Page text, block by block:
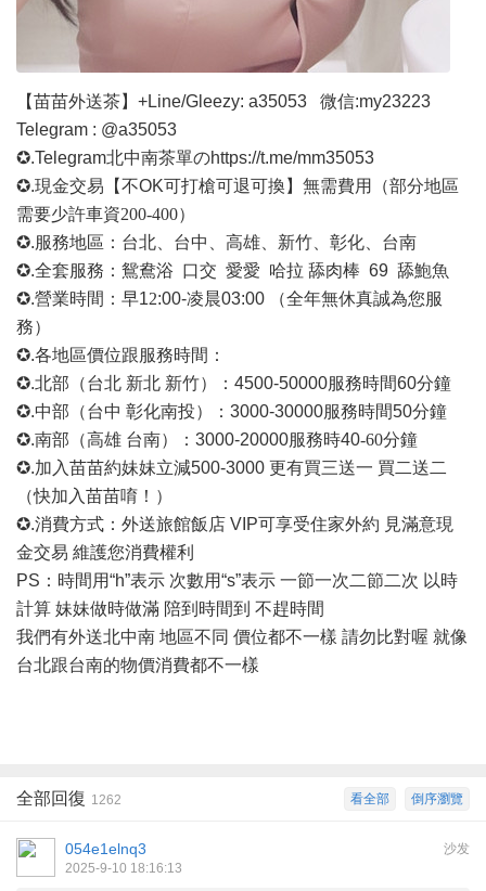
【苗苗外送茶】 +Line/Gleezy: a35053 微信:my23223
Telegram : @a35053
✪.Telegram北中南茶單のhttps://t.me/mm35053
✪.現金交易【不OK可打槍可退可換】無需費用
（部分地區
需要少許車資200-400）
✪.服務地區：台北、台中、高雄、新竹、彰化、台南
✪.全套服務：鴛鴦浴 口交 愛愛 哈拉 舔肉棒 69 舔鮑魚
✪.營業時間：早12:00-凌晨03:00 （全年無休真誠為您服
務）
✪.各地區價位跟服務時間：
✪.北部（台北 新北 新竹）：4500-50000服務時間60分鐘
✪.中部（台中 彰化南投）：3000-30000服務時間50分鐘
✪.南部（高雄 台南）：3000-20000服務時40-60分鐘
✪.加入苗苗約妹妹立減500-3000 更有買三送一 買二送二
（快加入苗苗唷！）
✪.消費方式：外送旅館飯店 VIP可享受住家外約 見滿意現
金交易 維護您消費權利
PS：時間用“h”表示 次數用“s”表示 一節一次二節二次 以時
計算 妹妹做時做滿 陪到時間到 不趕時間
我們有外送北中南 地區不同 價位都不一樣 請勿比對喔 就像
台北跟台南的物價消費都不一樣
倒序瀏覽
看全部
全部回復 1262
沙发
054e1elnq3
2025-9-10 18:16:13